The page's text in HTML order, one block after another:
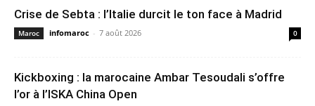
Crise de Sebta : l’Italie durcit le ton face à Madrid
Maroc infomaroc - 7 août 2026 0
Kickboxing : la marocaine Ambar Tesoudali s’offre
l’or à l’ISKA China Open